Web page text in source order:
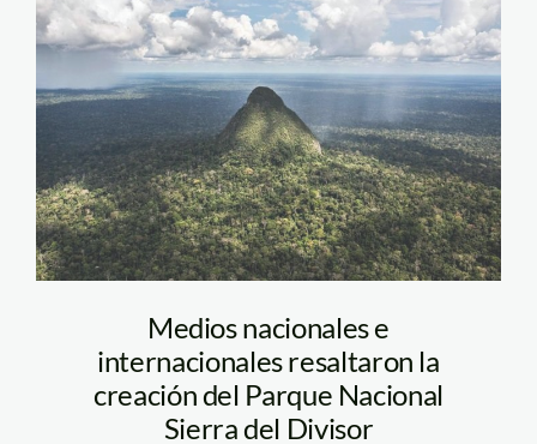
sierra de divisor cono
Medios nacionales e
internacionales resaltaron la
creación del Parque Nacional
Sierra del Divisor